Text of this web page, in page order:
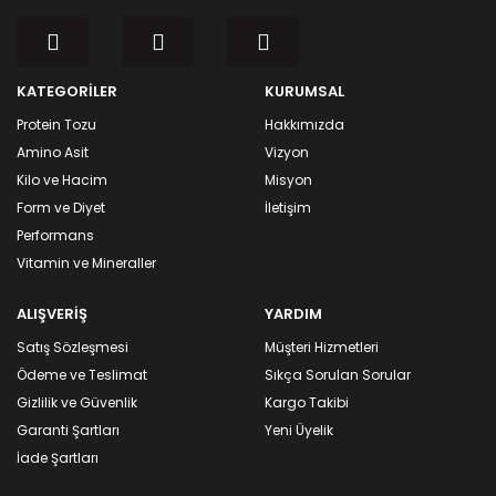
KATEGORİLER
Protein Tozu
Amino Asit
Kilo ve Hacim
Form ve Diyet
Performans
Vitamin ve Mineraller
KURUMSAL
Hakkımızda
Vizyon
Misyon
İletişim
ALIŞVERİŞ
Satış Sözleşmesi
Ödeme ve Teslimat
Gizlilik ve Güvenlik
Garanti Şartları
İade Şartları
YARDIM
Müşteri Hizmetleri
Sıkça Sorulan Sorular
Kargo Takibi
Yeni Üyelik